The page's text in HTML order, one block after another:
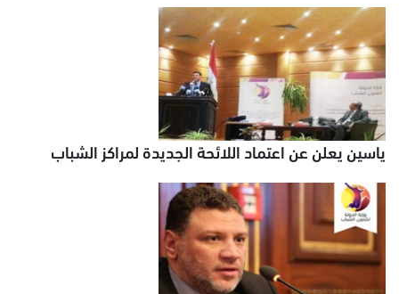
ياسين يعلن عن اعتماد اللائحة الجديدة لمراكز الشباب